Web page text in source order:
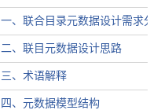
一、联合目录元数据设计需求分析
二、联目元数据设计思路
三、术语解释
四、元数据模型结构